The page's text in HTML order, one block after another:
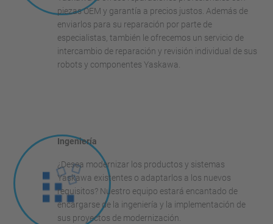
piezas OEM y garantía a precios justos. Además de
enviarlos para su reparación por parte de
especialistas, también le ofrecemos un servicio de
intercambio de reparación y revisión individual de sus
robots y componentes Yaskawa.
Ingeniería
¿Desea modernizar los productos y sistemas
Yaskawa existentes o adaptarlos a los nuevos
requisitos? Nuestro equipo estará encantado de
encargarse de la ingeniería y la implementación de
sus proyectos de modernización.